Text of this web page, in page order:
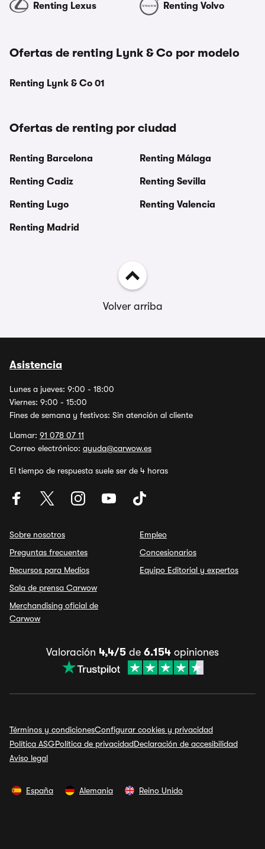
Renting Lexus Renting Volvo
Ofertas de renting Lynk & Co por modelo
Renting Lynk & Co 01
Ofertas de renting por ciudad
Renting Barcelona
Renting Cadiz
Renting Lugo
Renting Madrid
Renting Málaga
Renting Sevilla
Renting Valencia
Volver arriba
Asistencia
Lunes a jueves: 9:00 - 18:00
Viernes: 9:00 - 15:00
Fines de semana y festivos: Sin atención al cliente
Llamar: 91 078 07 11
Correo electrónico: ayuda@carwow.es
El tiempo de respuesta suele ser de 4 horas
Sobre nosotros
Preguntas frecuentes
Recursos para Medios
Sala de prensa Carwow
Merchandising oficial de
Carwow
Empleo
Concesionarios
Equipo Editorial y expertos
Valoración 4,4/5 de 6.154 opiniones
Términos y condicionesConfigurar cookies y privacidad
Política ASGPolítica de privacidadDeclaración de accesibilidad
Aviso legal
España Alemania Reino Unido